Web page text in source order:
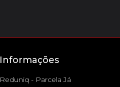
Informações
Reduniq - Parcela Já